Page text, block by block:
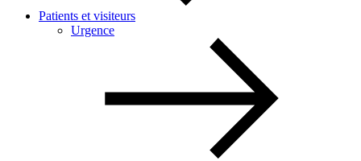
Patients et visiteurs
Urgence